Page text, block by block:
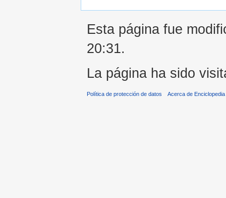
Esta página fue
20:31.
La página ha sido
Política de protección de datos Acerca de